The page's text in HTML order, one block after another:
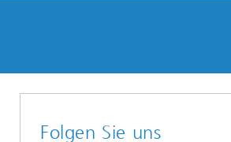
Folgen Sie uns